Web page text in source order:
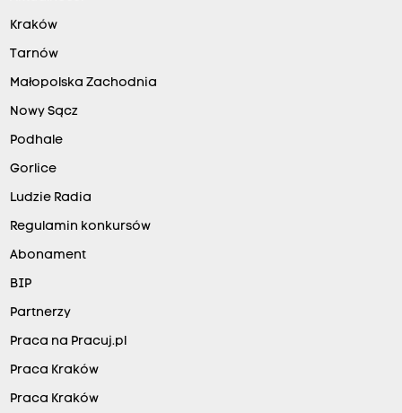
Kraków
Tarnów
Małopolska Zachodnia
Nowy Sącz
Podhale
Gorlice
Ludzie Radia
Regulamin konkursów
Abonament
BIP
Partnerzy
Praca na Pracuj.pl
Praca Kraków
Praca Kraków